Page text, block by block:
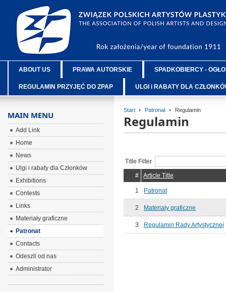
ABOUT US PRAWA AUTORSKIE SPADKOBIERCY -
REGULAMIN PRZYJĘĆ DO ZPAP ULGI i RABATY DLA
Start Patronat Regulamin
Regulamin
Title Filter
#
Article Title
1 Patronat
2 Materiały graficzne
3 Regulamin Rady Artystycznej
MAIN MENU
Add Link
Home
News
Ulgi i rabaty dla Członków
Exhibitions
Contests
Links
Materiały graficzne
Patronat
Contacts
Odeszli od nas
Administrator